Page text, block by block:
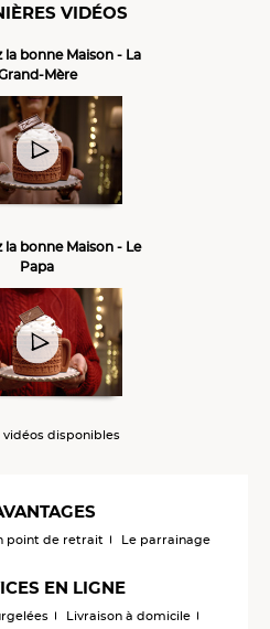
VIDÉOS
la bonne Maison - La
Mère
la bonne Maison - Le
Papa
disponibles
point de retrait Le parrainage
EN LIGNE
Livraison à domicile